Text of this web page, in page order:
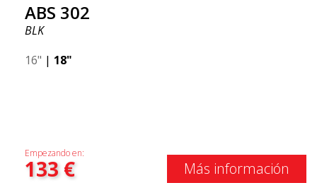
ABS 302
BLK
16" | 18"
Empezando en:
133€ Más información